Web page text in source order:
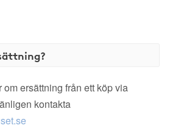
om ersättning från ett köp via
kontakta